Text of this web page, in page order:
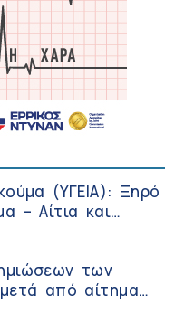
(ΥΓΕΙΑ): Ξηρό
– Αίτια και
των
από αίτημα